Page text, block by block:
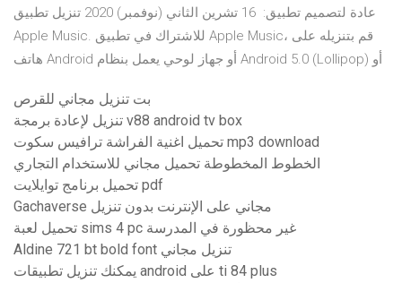
عادة لتصميم تطبيق: 16 تشرين الثاني (نوفمبر) 2020 تنزيل تطبيق
Apple Music. للاشتراك في تطبيق Apple Music، قم بتنزيله على
بت تنزيل مجاني للقرص
تنزيل لإعادة برمجة v88 android tv box
تحميل اغنية الفراشة ترافيس سكوت mp3 download
الخطوط المخطوطة تحميل مجاني للاستخدام التجاري
تحميل برنامج توايلايت pdf
Gachaverse مجاني على الإنترنت بدون تنزيل
تحميل لعبة sims 4 pc غير محظورة في المدرسة
Aldine 721 bt bold font تنزيل مجاني
يمكنك تنزيل تطبيقات android على ti 84 plus